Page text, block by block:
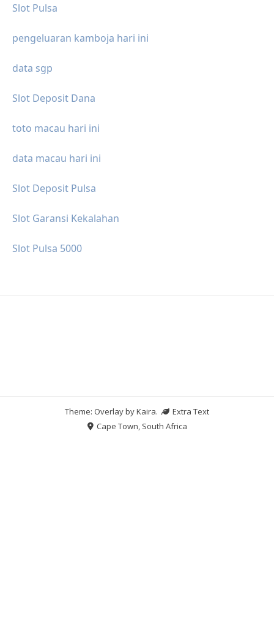
Slot Pulsa
pengeluaran kamboja hari ini
data sgp
Slot Deposit Dana
toto macau hari ini
data macau hari ini
Slot Deposit Pulsa
Slot Garansi Kekalahan
Slot Pulsa 5000
Theme: Overlay byKaira.
Extra Text
Cape Town, South Africa